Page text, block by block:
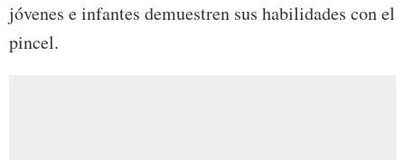
jóvenes e infantes demuestren sus habilidades con el
pincel.